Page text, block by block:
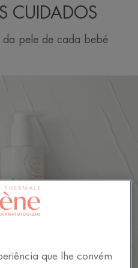
CUIDADOS
da pele de cada bebé
que lhe convém